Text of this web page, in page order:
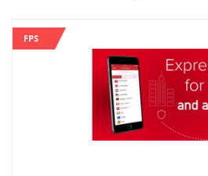
FPS